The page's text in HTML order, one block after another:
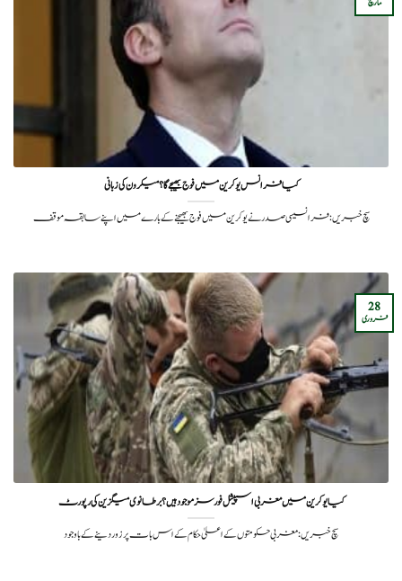
کیا فرانس یوکرین میں فوج بھیجے گا؟میکرون کی زبانی
سچ خبریں: فرانسیسی صدر نے یوکرین میں فوج بھیجنے کے بارے میں اپنے سابقہ ​​موقف
کیا یوکرین میں مغربی اسپیشل فورسز موجود ہیں؟برطانوی میگزین کی رپورٹ
سچ خبریں: مغربی حکومتوں کے اعلیٰ حکام کے اس بات پر زور دینے کے باوجود
28
فروری